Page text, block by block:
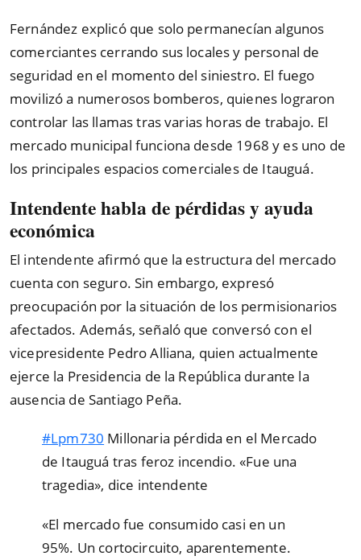
Fernández explicó que solo permanecían algunos
comerciantes cerrando sus locales y personal de
seguridad en el momento del siniestro. El fuego
movilizó a numerosos bomberos, quienes lograron
controlar las llamas tras varias horas de trabajo. El
mercado municipal funciona desde 1968 y es uno de
los principales espacios comerciales de Itauguá.
Intendente habla de pérdidas y ayuda
económica
El intendente afirmó que la estructura del mercado
cuenta con seguro. Sin embargo, expresó
preocupación por la situación de los permisionarios
afectados. Además, señaló que conversó con el
vicepresidente Pedro Alliana, quien actualmente
ejerce la Presidencia de la República durante la
ausencia de Santiago Peña.
#Lpm730 Millonaria pérdida en el Mercado
de Itauguá tras feroz incendio. «Fue una
tragedia», dice intendente
«El mercado fue consumido casi en un
95%. Un cortocircuito, aparentemente.